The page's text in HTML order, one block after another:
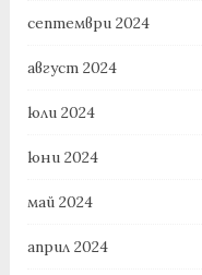
септември 2024
август 2024
юли 2024
юни 2024
май 2024
април 2024